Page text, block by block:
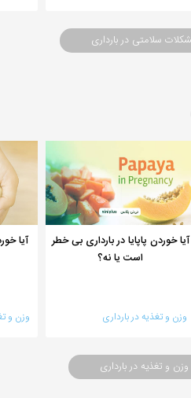
سلامتی در بارداری
آیا خوردن پاپایا در بارداری بی خطر
است یا نه؟
وزن و تغذیه در بارداری
آیا
وزن و
و تغذیه در بارداری